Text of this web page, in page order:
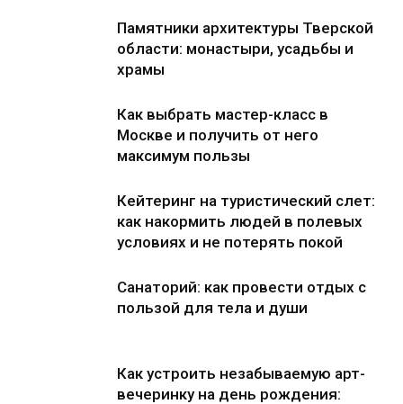
Памятники архитектуры Тверской
области: монастыри, усадьбы и
храмы
Как выбрать мастер-класс в
Москве и получить от него
максимум пользы
Кейтеринг на туристический слет:
как накормить людей в полевых
условиях и не потерять покой
Санаторий: как провести отдых с
пользой для тела и души
Как устроить незабываемую арт-
вечеринку на день рождения: